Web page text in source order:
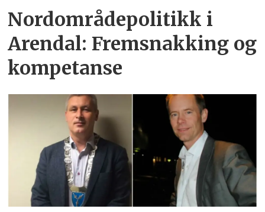
Nordområdepolitikk i
Arendal: Fremsnakking og
kompetanse